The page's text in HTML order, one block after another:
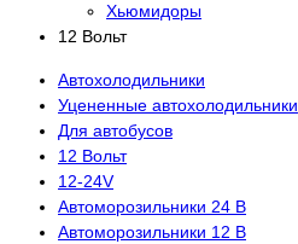
Хьюмидоры
12 Вольт
Автохолодильники
Уцененные автохолодильники
Для автобусов
12 Вольт
12-24V
Автоморозильники 24 В
Автоморозильники 12 В